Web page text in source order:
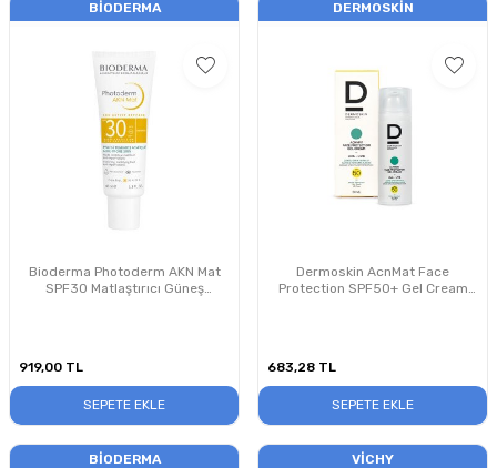
BIODERMA
Bioderma Photoderm AKN Mat
SPF30 Matlaştırıcı Güneş
919,00 TL
SEPETE EKLE
DERMOSKIN
Dermoskin AcnMat Face
Protection SPF50+ Gel Cream
683,28 TL
SEPETE EKLE
BIODERMA VICHY